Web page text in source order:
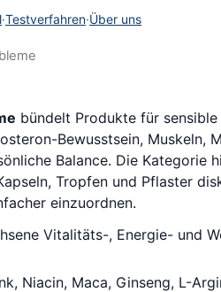
·Testverfahren·Über uns
bündelt Produkte für
Bewusstsein, Muskeln,
Balance. Die Kategorie
Tropfen und Pflaster
einzuordnen.
Vitalitäts-, Energie- und
Niacin, Maca, Ginseng, L-